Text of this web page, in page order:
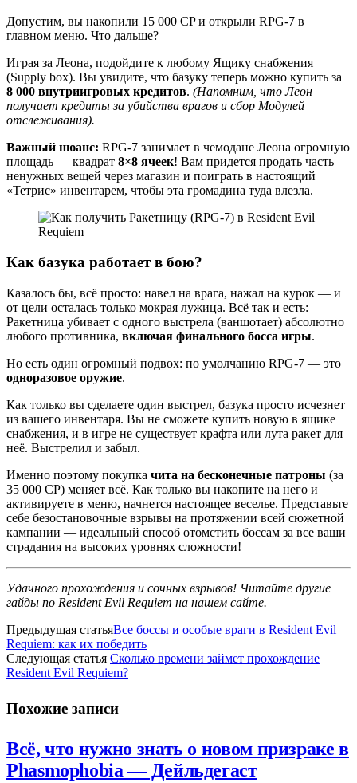
Допустим, вы накопили 15 000 CP и открыли RPG-7 в
главном меню. Что дальше?
Играя за Леона, подойдите к любому Ящику снабжения
(Supply box). Вы увидите, что базуку теперь можно купить за
8 000 внутриигровых кредитов. (Напомним, что Леон
получает кредиты за убийства врагов и сбор Модулей
отслеживания).
Важный нюанс: RPG-7 занимает в чемодане Леона огромную
площадь — квадрат 8×8 ячеек! Вам придется продать часть
ненужных вещей через магазин и поиграть в настоящий
«Тетрис» инвентарем, чтобы эта громадина туда влезла.
Как базука работает в бою?
Казалось бы, всё просто: навел на врага, нажал на курок — и
от цели осталась только мокрая лужица. Всё так и есть:
Ракетница убивает с одного выстрела (ваншотает) абсолютно
любого противника, включая финального босса игры.
Но есть один огромный подвох: по умолчанию RPG-7 — это
одноразовое оружие.
Как только вы сделаете один выстрел, базука просто исчезнет
из вашего инвентаря. Вы не сможете купить новую в ящике
снабжения, и в игре не существует крафта или лута ракет для
неё. Выстрелил и забыл.
Именно поэтому покупка чита на бесконечные патроны (за
35 000 CP) меняет всё. Как только вы накопите на него и
активируете в меню, начнется настоящее веселье. Представьте
себе безостановочные взрывы на протяжении всей сюжетной
кампании — идеальный способ отомстить боссам за все ваши
страдания на высоких уровнях сложности!
Удачного прохождения и сочных взрывов! Читайте другие
гайды по Resident Evil Requiem на нашем сайте.
Предыдущая статьяВсе боссы и особые враги в Resident Evil
Requiem: как их победить
Следующая статья Сколько времени займет прохождение
Resident Evil Requiem?
Похожие записи
Всё, что нужно знать о новом призраке в
Phasmophobia — Дейльдегаст